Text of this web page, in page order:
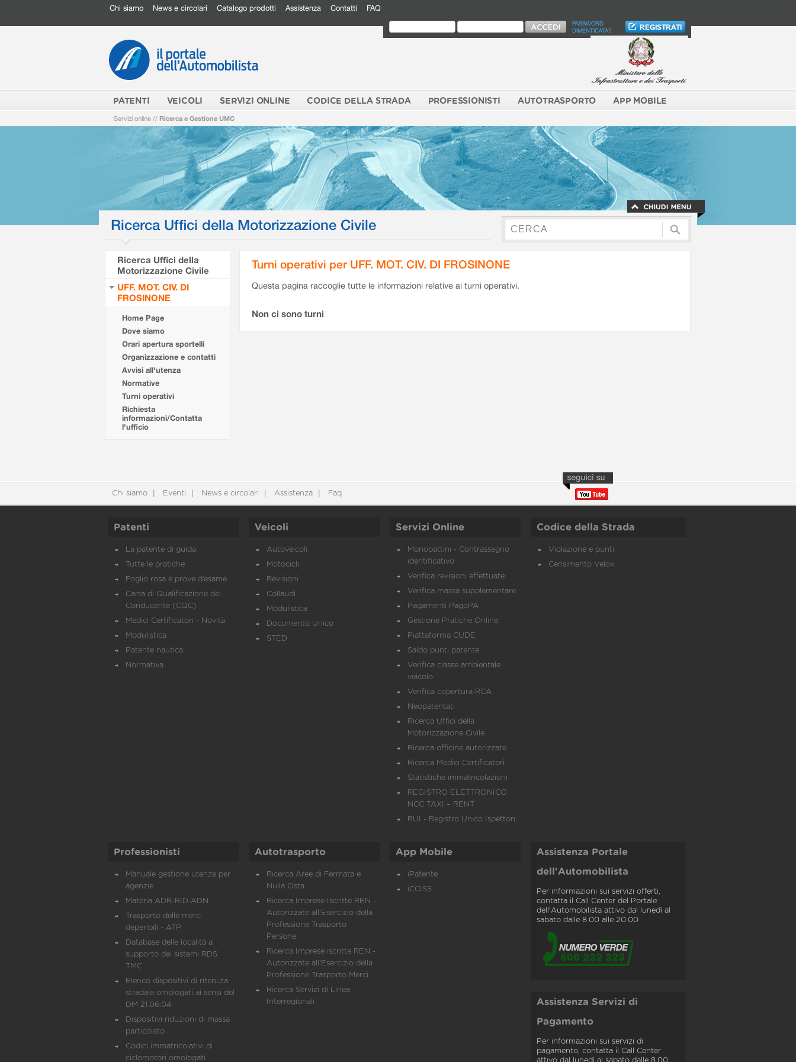
Chi siamo News e circolari Catalogo prodotti Assistenza Contatti FAQ
PASSWORD
DIMENTICATA?
PATENTI VEICOLI SERVIZI ONLINE CODICE DELLA STRADA PROFESSIONISTI AUTOTRASPORTO APP MOBILE
Servizi online // Ricerca e Gestione UMC
Ricerca Uffici della Motorizzazione Civile
Ricerca Uffici della
Motorizzazione Civile
UFF. MOT. CIV. DI
FROSINONE
Home Page
Dove siamo
Orari apertura sportelli
Organizzazione e contatti
Avvisi all'utenza
Normative
Turni operativi
Richiesta
informazioni/Contatta
l'ufficio
Turni operativi per UFF. MOT. CIV. DI FROSINONE
Questa pagina raccoglie tutte le informazioni relative ai turni operativi.
Non ci sono turni
Chi siamo Eventi News e circolari Assistenza Faq
Patenti
La patente di guida
Tutte le pratiche
Foglio rosa e prove d’esame
Carta di Qualificazione del
Conducente (CQC)
Medici Certificatori - Novità
Modulistica
Patente nautica
Normativa
Veicoli
Autoveicoli
Motocicli
Revisioni
Collaudi
Modulistica
Documento Unico
STED
Servizi Online
Monopattini - Contrassegno
identificativo
Verifica revisioni effettuate
Verifica massa supplementare
Pagamenti PagoPA
Gestione Pratiche Online
Piattaforma CUDE
Saldo punti patente
Verifica classe ambientale
veicolo
Verifica copertura RCA
Neopatentati
Ricerca Uffici della
Motorizzazione Civile
Ricerca officine autorizzate
Ricerca Medici Certificatori
Statistiche immatricolazioni
REGISTRO ELETTRONICO
NCC TAXI – RENT
RUI - Registro Unico Ispettori
Codice della Strada
Violazione e punti
Censimento Velox
Professionisti
Manuale gestione utenze per
agenzie
Materia ADR-RID-ADN
Trasporto delle merci
deperibili - ATP
Database delle località a
supporto dei sistemi RDS
TMC
Elenco dispositivi di ritenuta
stradale omologati ai sensi del
DM 21.06.04
Dispositivi riduzioni di massa
particolato
Codici immatricolativi di
ciclomotori omologati
Autotrasporto
Ricerca Aree di Fermata e
Nulla Osta
Ricerca Imprese Iscritte REN -
Autorizzate all'Esercizio della
Professione Trasporto
Persone
Ricerca Imprese iscritte REN -
Autorizzate all'Esercizio della
Professione Trasporto Merci
Ricerca Servizi di Linea
Interregionali
App Mobile
iPatente
iCCISS
Assistenza Portale
dell'Automobilista
Per informazioni sui servizi offerti,
contatta il Call Center del Portale
dell'Automobilista attivo dal lunedì al
sabato dalle 8.00 alle 20.00
Assistenza Servizi di
Pagamento
Per informazioni sui servizi di
pagamento, contatta il Call Center